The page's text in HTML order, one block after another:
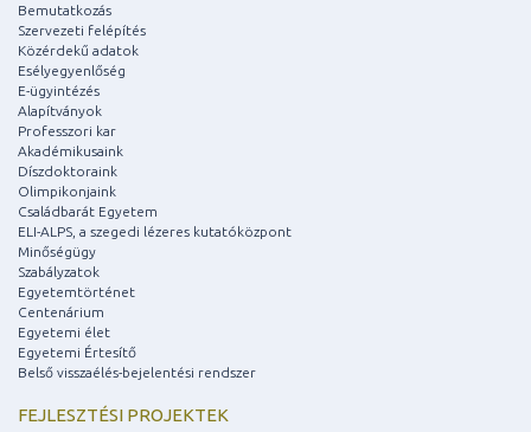
Bemutatkozás
Szervezeti felépítés
Közérdekű adatok
Esélyegyenlőség
E-ügyintézés
Alapítványok
Professzori kar
Akadémikusaink
Díszdoktoraink
Olimpikonjaink
Családbarát Egyetem
ELI-ALPS, a szegedi lézeres kutatóközpont
Minőségügy
Szabályzatok
Egyetemtörténet
Centenárium
Egyetemi élet
Egyetemi Értesítő
Belső visszaélés-bejelentési rendszer
FEJLESZTÉSI PROJEKTEK